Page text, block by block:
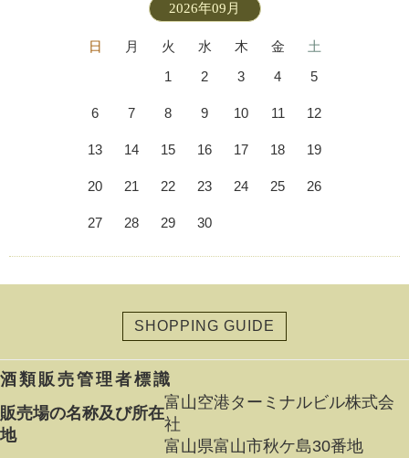
2026年09月
日 月 火 水 木 金
土
1
2 3 4 5
6 7 8 9 10 11 12
13 14 15 16 17 18 19
20 21 22 23 24 25 26
27 28 29 30
SHOPPING GUIDE
酒類販売管理者標識
販売場の名称及び所在
地
富山空港ターミナルビル株式会
社
富山県富山市秋ケ島30番地